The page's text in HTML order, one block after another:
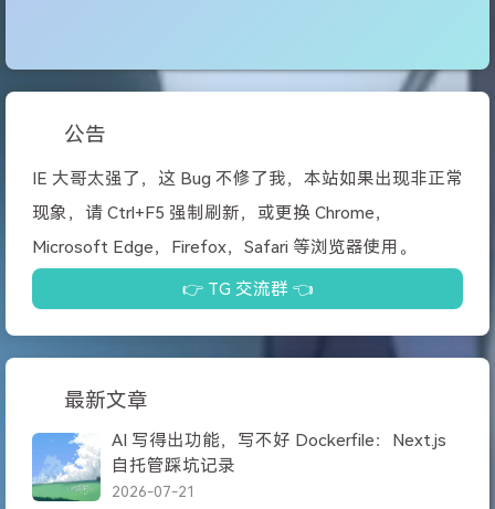
公告
IE 大哥太强了，这 Bug 不修了我，本站如果出现非正常
现象，请 Ctrl+F5 强制刷新，或更换 Chrome，
Microsoft Edge，Firefox，Safari 等浏览器使用。
👉 TG 交流群 👈
最新文章
AI 写得出功能，写不好 Dockerfile：Next.js
自托管踩坑记录
2026-07-21